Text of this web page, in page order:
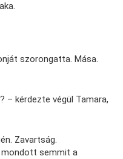
szorongatta. Mása.
– kérdezte végül Tamara,
Zavartság.
mondott semmit a